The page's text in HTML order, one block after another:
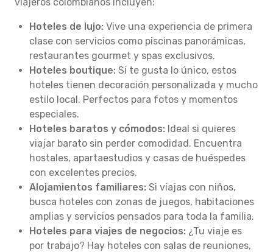
Hoteles de lujo: Vive una experiencia de primera
clase con servicios como piscinas panorámicas,
restaurantes gourmet y spas exclusivos.
Hoteles boutique: Si te gusta lo único, estos
hoteles tienen decoración personalizada y mucho
estilo local. Perfectos para fotos y momentos
especiales.
Hoteles baratos y cómodos: Ideal si quieres
viajar barato sin perder comodidad. Encuentra
hostales, apartaestudios y casas de huéspedes
con excelentes precios.
Alojamientos familiares: Si viajas con niños,
busca hoteles con zonas de juegos, habitaciones
amplias y servicios pensados para toda la familia.
Hoteles para viajes de negocios: ¿Tu viaje es
por trabajo? Hay hoteles con salas de reuniones,